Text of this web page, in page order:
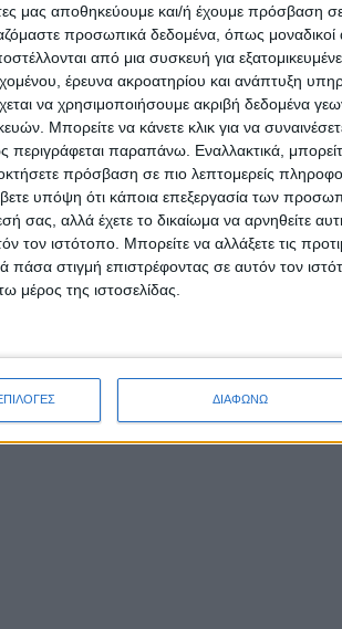
μας αποθηκεύουμε και/ή έχουμε πρόσβαση
προσωπικά δεδομένα, όπως μοναδικοί
από μια συσκευή για
έρευνα ακροατηρίου και ανάπτυξη
να χρησιμοποιήσουμε ακριβή δεδομένα
Μπορείτε να κάνετε κλικ για να
παραπάνω. Εναλλακτικά,
πρόσβαση σε πιο λεπτομερείς
υπόψη ότι κάποια επεξεργασία των
σας, αλλά έχετε το δικαίωμα να αρνηθείτε
τον ιστότοπο. Μπορείτε να αλλάξετε τις
στιγμή επιστρέφοντας σε αυτόν τον
μέρος της ιστοσελίδας.
ΔΙΑΦΩΝΩ
σας σε ένα ειδικό
, την ευεξία, την ομορφιά του
είναι τρόπος ζωής!
είναι οι εξής:
up, expanding banner)
με τους: